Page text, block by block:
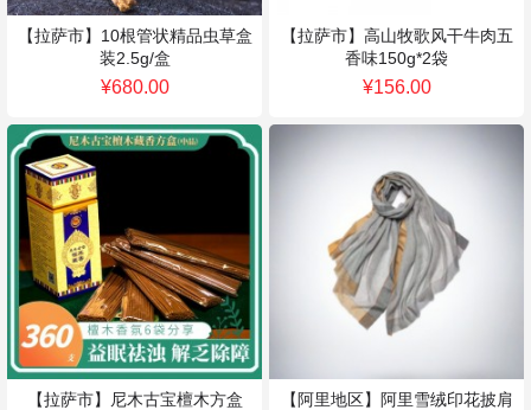
【拉萨市】10根管状精品虫草盒
装2.5g/盒
¥680.00
【拉萨市】高山牧歌风干牛肉五
香味150g*2袋
¥156.00
【拉萨市】尼木古宝檀木方盒 【阿里地区】阿里雪绒印花披肩